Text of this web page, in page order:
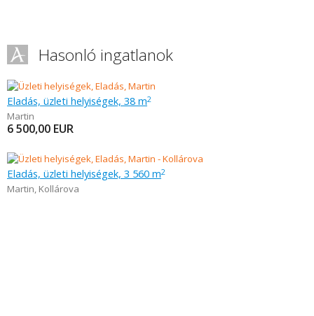
Hasonló ingatlanok
Eladás, üzleti helyiségek, 38 m2
Martin
6 500,00 EUR
Eladás, üzleti helyiségek, 3 560 m2
Martin, Kollárova